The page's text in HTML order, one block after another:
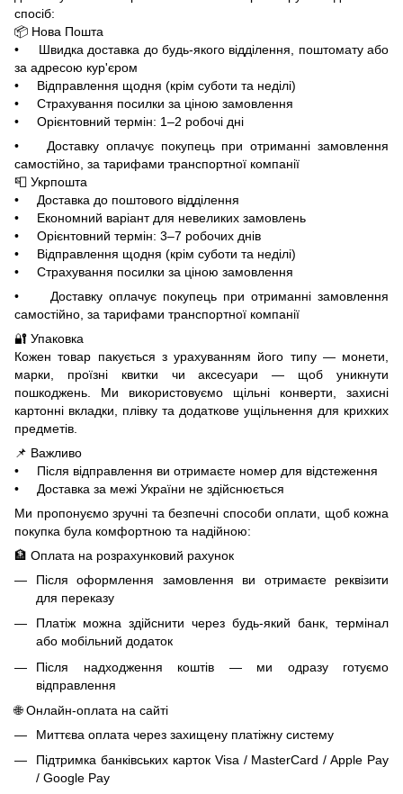
спосіб:
📦 Нова Пошта
• Швидка доставка до будь-якого відділення, поштомату або
за адресою кур'єром
• Відправлення щодня (крім суботи та неділі)
• Страхування посилки за ціною замовлення
• Орієнтовний термін: 1–2 робочі дні
• Доставку оплачує покупець при отриманні замовлення
самостійно, за тарифами транспортної компанії
📮 Укрпошта
• Доставка до поштового відділення
• Економний варіант для невеликих замовлень
• Орієнтовний термін: 3–7 робочих днів
• Відправлення щодня (крім суботи та неділі)
• Страхування посилки за ціною замовлення
• Доставку оплачує покупець при отриманні замовлення
самостійно, за тарифами транспортної компанії
🔐 Упаковка
Кожен товар пакується з урахуванням його типу — монети,
марки, проїзні квитки чи аксесуари — щоб уникнути
пошкоджень. Ми використовуємо щільні конверти, захисні
картонні вкладки, плівку та додаткове ущільнення для крихких
предметів.
📌 Важливо
• Після відправлення ви отримаєте номер для відстеження
• Доставка за межі України не здійснюється
Ми пропонуємо зручні та безпечні способи оплати, щоб кожна
покупка була комфортною та надійною:
🏦 Оплата на розрахунковий рахунок
Після оформлення замовлення ви отримаєте реквізити
для переказу
Платіж можна здійснити через будь-який банк, термінал
або мобільний додаток
Після надходження коштів — ми одразу готуємо
відправлення
🌐 Онлайн-оплата на сайті
Миттєва оплата через захищену платіжну систему
Підтримка банківських карток Visa / MasterCard / Apple Pay
/ Google Pay